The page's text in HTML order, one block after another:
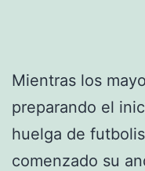
Mientras los
preparando el
huelga de
comenzado su